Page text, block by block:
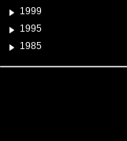
1999
1995
1985